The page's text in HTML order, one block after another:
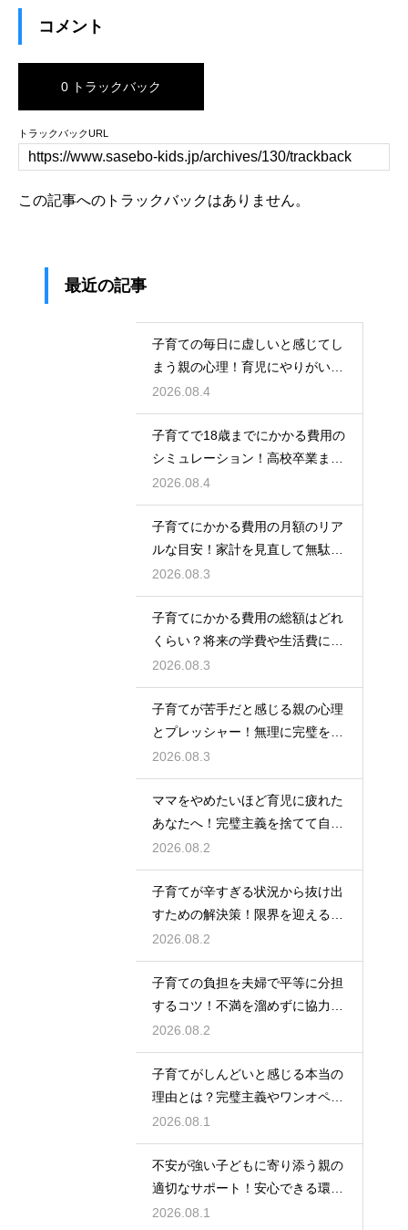
コメント
0 トラックバック
トラックバックURL
この記事へのトラックバックはありません。
最近の記事
子育ての毎日に虚しいと感じてし
まう親の心理！育児にやりがいを
見出して自分自身の人生も豊かに
生きるための考え方
2026.08.4
子育てで18歳までにかかる費用の
シミュレーション！高校卒業まで
の教育資金を賢く準備して経済的
な不安を解消する
2026.08.4
子育てにかかる費用の月額のリア
ルな目安！家計を見直して無駄な
出費を抑えながら無理なく育児を
するための計画術
2026.08.3
子育てにかかる費用の総額はどれ
くらい？将来の学費や生活費に備
えて今から計画的に貯金をして教
育資金を準備する術
2026.08.3
子育てが苦手だと感じる親の心理
とプレッシャー！無理に完璧を目
指さずに自分らしいペースで育児
をするためのヒント
2026.08.3
ママをやめたいほど育児に疲れた
あなたへ！完璧主義を捨てて自分
自身を大切にしながら心に余裕を
取り戻すための方法
2026.08.2
子育てが辛すぎる状況から抜け出
すための解決策！限界を迎える前
に試してほしいストレス解消法と
頼れるサポート
2026.08.2
子育ての負担を夫婦で平等に分担
するコツ！不満を溜めずに協力し
て育児を乗り切るための上手なコ
ミュニケーション
2026.08.2
子育てがしんどいと感じる本当の
理由とは？完璧主義やワンオペの
負担を手放して自分らしく育児を
楽しむためのヒント
2026.08.1
不安が強い子どもに寄り添う親の
適切なサポート！安心できる環境
を作って自己肯定感を高め自立心
2026.08.1